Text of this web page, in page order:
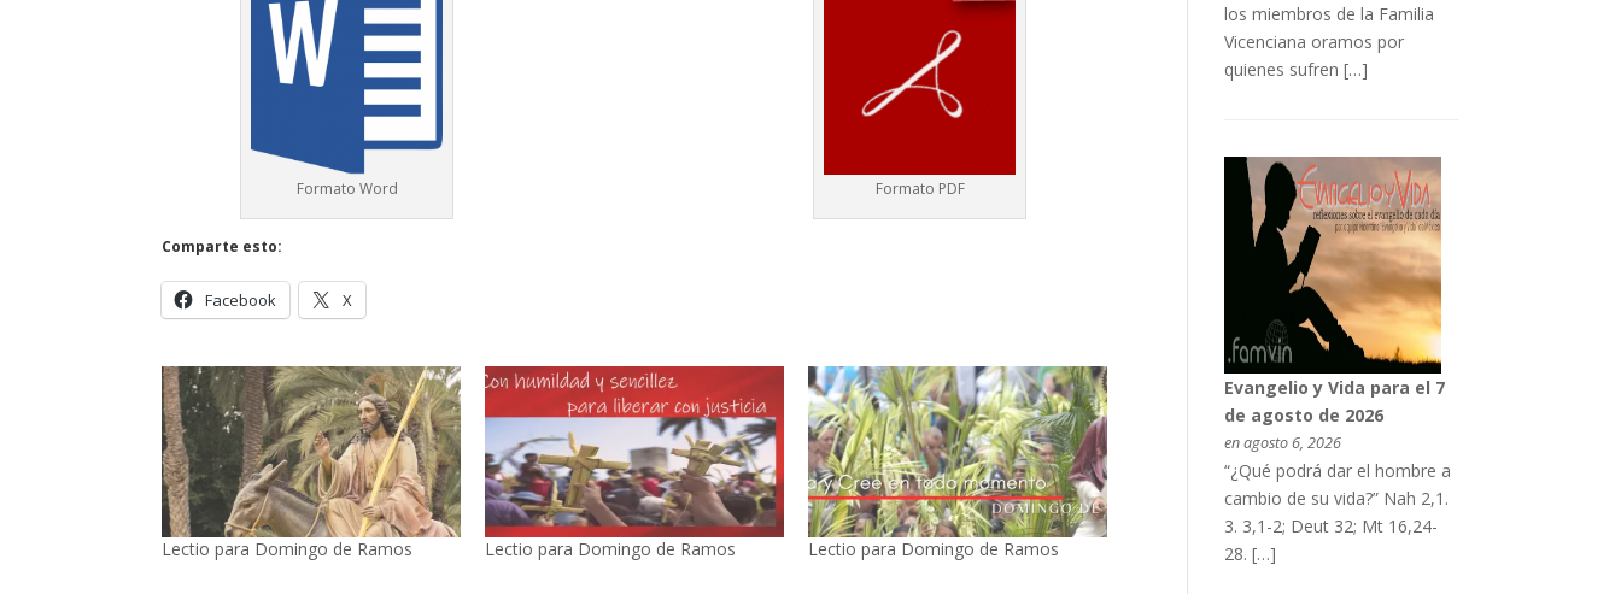
Formato Word Formato PDF
Comparte esto:
Facebook X
Lectio para Domingo de Ramos Lectio para Domingo de Ramos Lectio para Domingo de Ramos
los miembros de la Familia
Vicenciana oramos por
quienes sufren […]
Evangelio y Vida para el 7
de agosto de 2026
en agosto 6, 2026
“¿Qué podrá dar el hombre a
cambio de su vida?” Nah 2,1.
3. 3,1-2; Deut 32; Mt 16,24-
28. […]